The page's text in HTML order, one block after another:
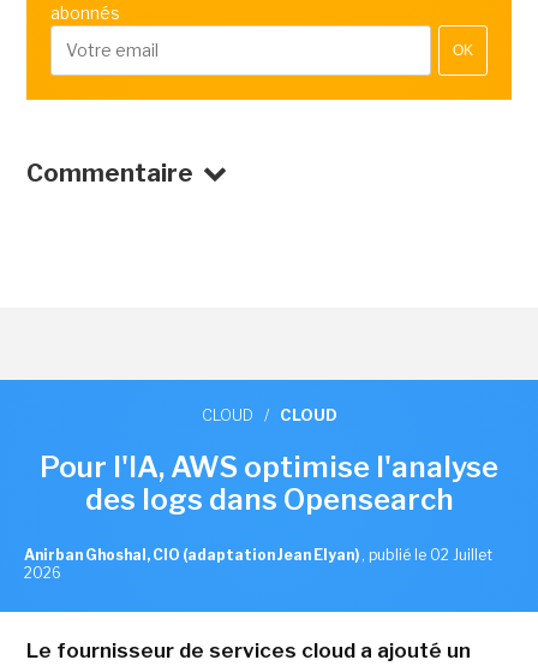
abonnés
OK
Commentaire
CLOUD / CLOUD
Pour l'IA, AWS optimise l'analyse
des logs dans Opensearch
Anirban Ghoshal, CIO (adaptation Jean Elyan) , publié le 02 Juillet
2026
Le fournisseur de services cloud a ajouté un